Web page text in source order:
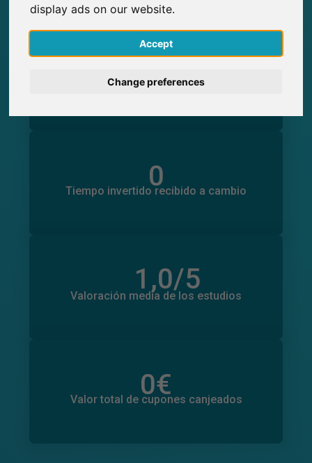
display ads on our website.
Accept
Change preferences
0
Participantes obtenidos a través de
0
0
Tiempo invertido recibido a cambio
0
Tiempo invertido en otros estudios
1,0/5
Valoración media de los estudios
0
Número total de valoraciones
0€
Valor total de cupones canjeados
0€
Valor total de donaciones
Iniciar sesión
English
Deutsch
Nederlands
Italiano